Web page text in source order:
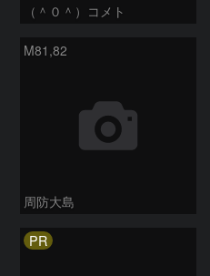
（＾０＾）コメト
M81,82
周防大島
PR